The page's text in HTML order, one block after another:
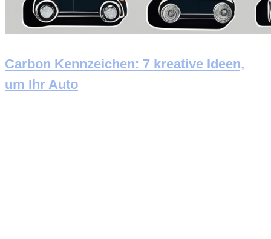
Carbon Kennzeichen: 7 kreative Ideen,
um Ihr Auto